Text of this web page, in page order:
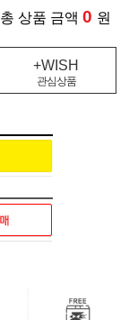
총 상품 금액 0 원
+WISH
관심상품